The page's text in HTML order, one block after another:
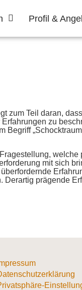
Profil &
Teil daran,
zu
mit sich
prägende